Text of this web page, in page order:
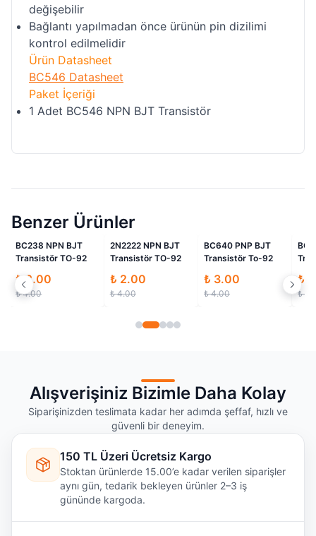
değişebilir
Bağlantı yapılmadan önce ürünün pin dizilimi
kontrol edilmelidir
Ürün Datasheet
BC546 Datasheet
Paket İçeriği
1 Adet BC546 NPN BJT Transistör
Benzer Ürünler
İndirimli
2N2222 NPN BJT
Transistör TO-92
₺ 2.00
₺ 4.00
İndirimli
BC640 PNP BJT
Transistör To-92
₺ 3.00
₺ 4.00
İndirimli
BC556 PNP BJT
Transistör TO-92
₺ 2.00
₺ 4.00
₺
₺
Alışverişiniz Bizimle Daha Kolay
Siparişinizden teslimata kadar her adımda şeffaf, hızlı ve
güvenli bir deneyim.
150 TL Üzeri Ücretsiz Kargo
Stoktan ürünlerde 15.00’e kadar verilen siparişler
aynı gün, tedarik bekleyen ürünler 2–3 iş
gününde kargoda.